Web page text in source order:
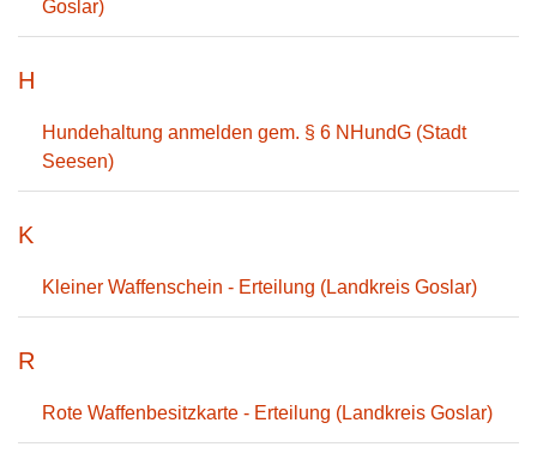
Goslar)
H
Hundehaltung anmelden gem. § 6 NHundG (Stadt
Seesen)
K
Kleiner Waffenschein - Erteilung (Landkreis Goslar)
R
Rote Waffenbesitzkarte - Erteilung (Landkreis Goslar)